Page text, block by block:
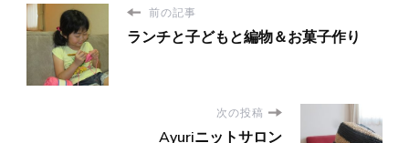
前の記事
ランチと子どもと編物＆お菓子作り
次の投稿
Ayuriニットサロン